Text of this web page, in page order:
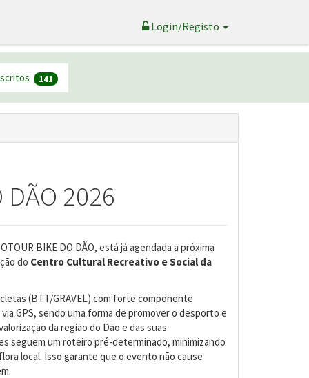
Login/Registo
141
DÃO 2026
BIKE DO DÃO, está já agendada a próxima
do Centro Cultural Recreativo e Social da
(BTT/GRAVEL) com forte componente
GPS, sendo uma forma de promover o desporto e
da região do Dão e das suas
seguem um roteiro pré-determinado, minimizando
local. Isso garante que o evento não cause